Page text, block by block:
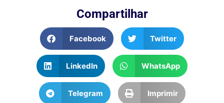
Compartilhar
Facebook Twitter
LinkedIn WhatsApp
Telegram Imprimir